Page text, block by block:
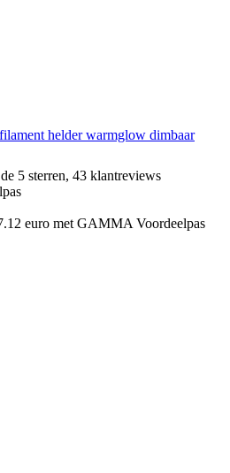
helder warmglow dimbaar
5 sterren, 43 klantreviews
euro met GAMMA Voordeelpas